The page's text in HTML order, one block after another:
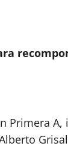
Primera